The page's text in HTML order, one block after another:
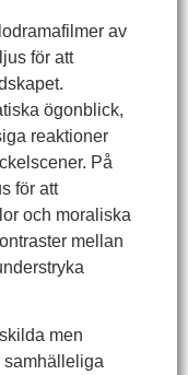
av
för att
ögonblick,
reaktioner
På
för att
och moraliska
mellan
men
samhälleliga